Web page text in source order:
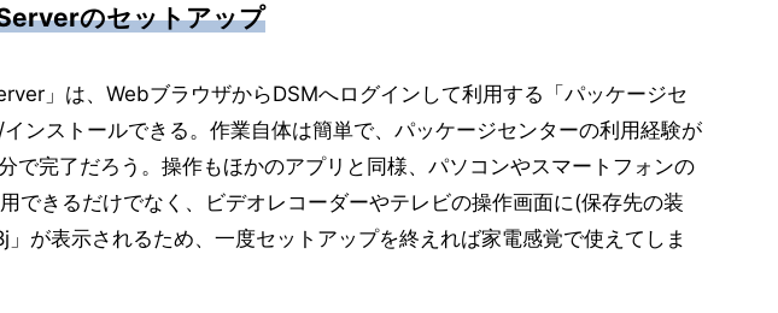
のセットアップ
」は、WebブラウザからDSMへログインして利用する「パッケージセ
ンストールできる。作業自体は簡単で、パッケージセンターの利用経験が
で完了だろう。操作もほかのアプリと同様、パソコンやスマートフォンの
できるだけでなく、ビデオレコーダーやテレビの操作画面に(保存先の装
」が表示されるため、一度セットアップを終えれば家電感覚で使えてしま